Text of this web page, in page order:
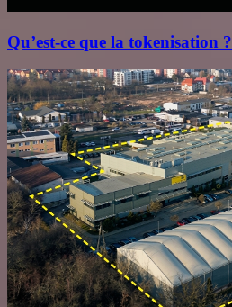
Qu’est‑ce que la tokenisation ?